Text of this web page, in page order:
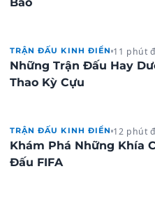
TRẬN ĐẤU KINH ĐIỂN 11 phút
Những Trận Đấu Hay
Thao Kỳ Cựu
TRẬN ĐẤU KINH ĐIỂN 12 phút
Khám Phá Những Khía
Đấu FIFA